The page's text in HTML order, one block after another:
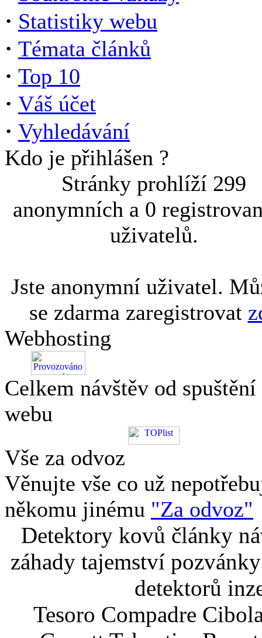
· Statistiky webu
· Témata článků
· Top 10
· Váš účet
· Vyhledávání
Kdo je přihlášen ?
Stránky prohlíží 299
anonymních a 0
uživatelů.
Jste anonymní uživatel.
se zdarma zaregistrovat
Webhosting
Celkem návštěv od spuštění
webu
Vše za odvoz
Věnujte vše co už
někomu jinému "Za odvoz"
Detektory kovů články
záhady tajemství
detektorů
Tesoro Compadre